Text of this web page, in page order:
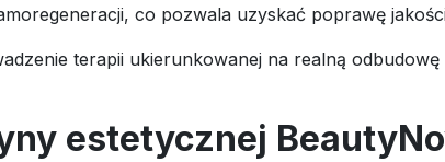
co pozwala uzyskać poprawę
terapii ukierunkowanej na realną
estetycznej